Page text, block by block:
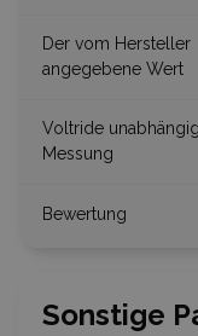
Sonstige